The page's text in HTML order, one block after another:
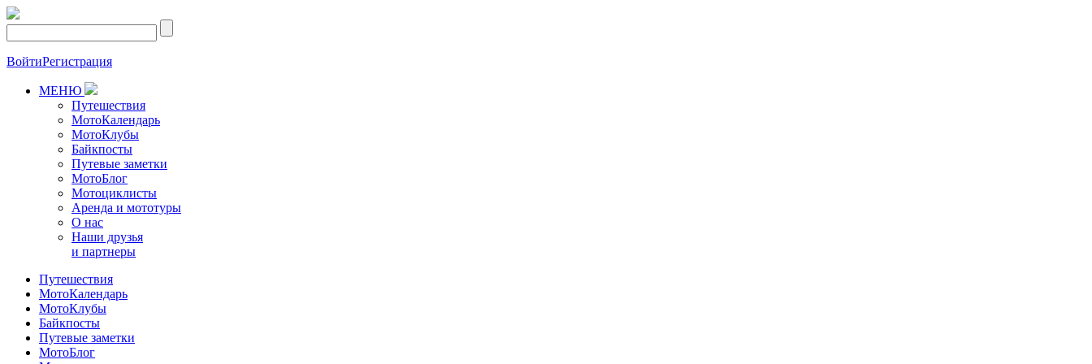
ВойтиРегистрация
МЕНЮ
Путешествия
МотоКалендарь
МотоКлубы
Байкпосты
Путевые заметки
МотоБлог
Мотоциклисты
Аренда и мототуры
О нас
Наши друзья
и партнеры
Путешествия
МотоКалендарь
МотоКлубы
Байкпосты
Путевые заметки
МотоБлог